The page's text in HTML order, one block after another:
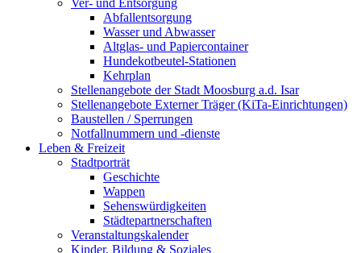
Ver- und Entsorgung
Abfallentsorgung
Wasser und Abwasser
Altglas- und Papiercontainer
Hundekotbeutel-Stationen
Kehrplan
Stellenangebote der Stadt Moosburg a.d. Isar
Stellenangebote Externer Träger (KiTa-Einrichtungen)
Baustellen / Sperrungen
Notfallnummern und -dienste
Leben & Freizeit
Stadtporträt
Geschichte
Wappen
Sehenswürdigkeiten
Städtepartnerschaften
Veranstaltungskalender
Kinder, Bildung & Soziales